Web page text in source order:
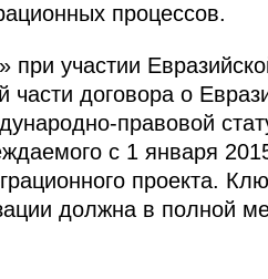
процессов.
при участии
части договора о
правовой
с 1 января
проекта.
должна в полной